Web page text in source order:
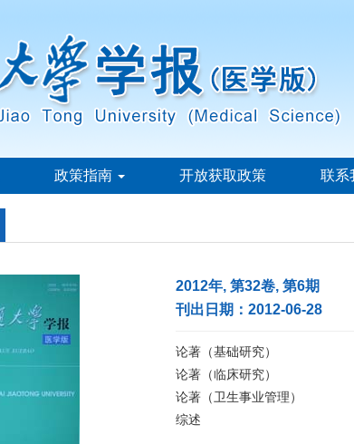
政策指南 开放获取政策 联系
2012年, 第32卷, 第6期
刊出日期：2012-06-28
论著（基础研究）
论著（临床研究）
论著（卫生事业管理）
综述